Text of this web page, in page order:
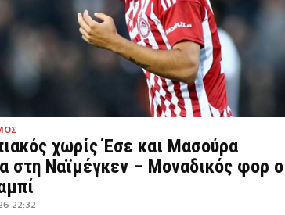
χωρίς Έσε και Μασούρα
στη Ναϊμέγκεν – Μοναδικός φορ ο
22:32